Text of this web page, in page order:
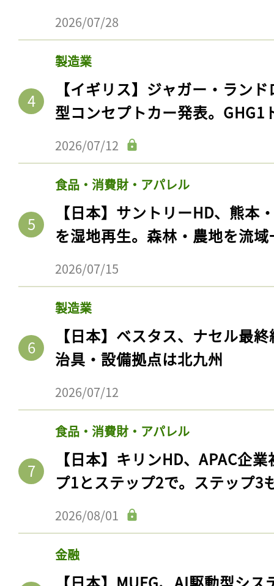
2026/07/28
製造業
【イギリス】ジャガー・ラン
型コンセプトカー発表。GHG1
2026/07/12
食品・消費財・アパレル
【日本】サントリーHD、熊本
を湿地再生。森林・農地を流
2026/07/15
製造業
【日本】ベスタス、ナセル最
治具・設備拠点は北九州
2026/07/12
食品・消費財・アパレル
【日本】キリンHD、APAC企
プ1とステップ2で。ステップ3
2026/08/01
金融